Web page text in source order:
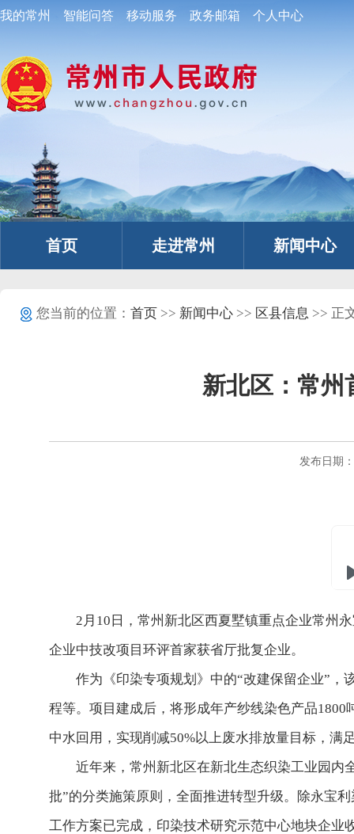
我的常州 智能问答 移动服务 政务邮箱 个人中心
首页 走进常州 新闻中心
您当前的位置： 首页>> 新闻中心>> 区县信息 >> 正
新北区：常州
发布日期
2月10日，常州新北区西夏墅镇重点企业常州永
企业中技改项目环评首家获省厅批复企业。
作为《印染专项规划》中的“改建保留企业”，
程等。项目建成后，将形成年产纱线染色产品
中水回用，实现削减50%以上废水排放量目标，满
近年来，常州新北区在新北生态织染工业园内
批”的分类施策原则，全面推进转型升级。除永宝
工作方案已完成，印染技术研究示范中心地块企业